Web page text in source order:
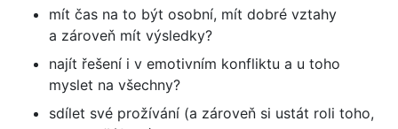
mít čas na to být osobní, mít dobré vztahy
a zároveň mít výsledky?
najít řešení i v emotivním konfliktu a u toho
myslet na všechny?
sdílet své prožívání (a zároveň si ustát roli toho,